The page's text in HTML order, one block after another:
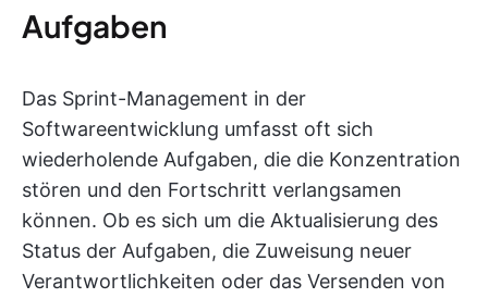
Aufgaben
Das Sprint-Management in der
Softwareentwicklung umfasst oft sich
wiederholende Aufgaben, die die Konzentration
stören und den Fortschritt verlangsamen
können. Ob es sich um die Aktualisierung des
Status der Aufgaben, die Zuweisung neuer
Verantwortlichkeiten oder das Versenden von